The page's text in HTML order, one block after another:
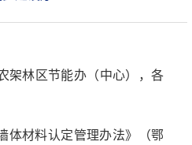
架林区节能办（中心），各
体材料认定管理办法》（鄂